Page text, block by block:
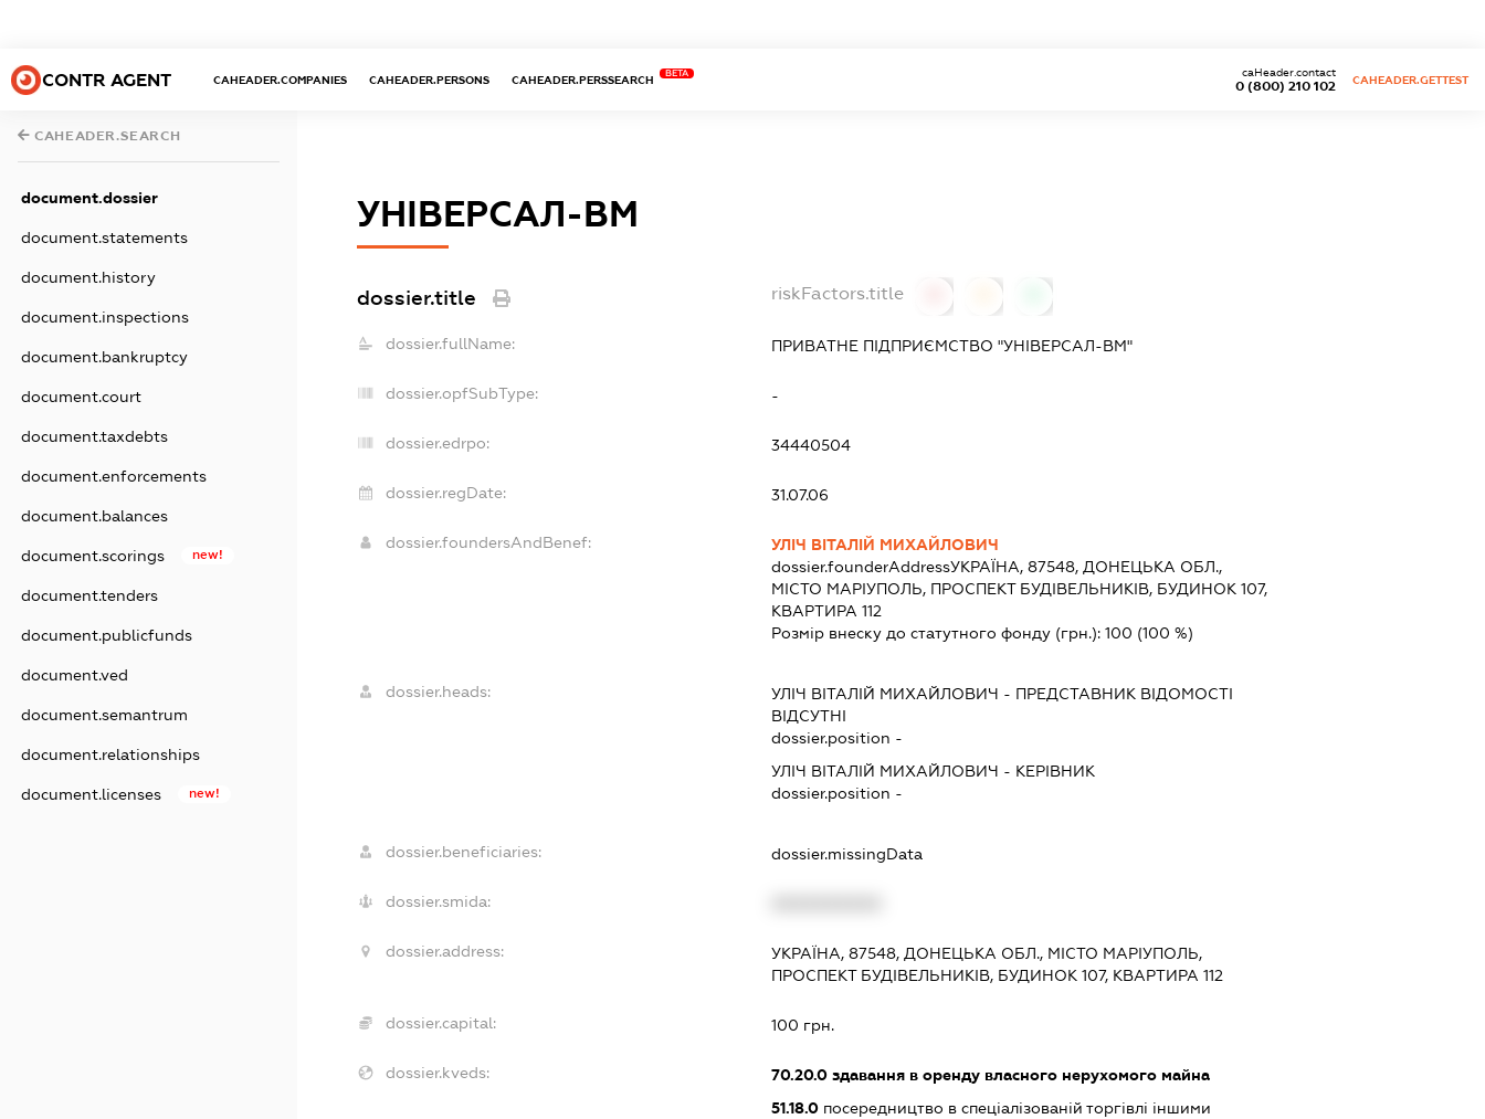
CONTR AGENT CAHEADER.COMPANIES CAHEADER.PERSONS CAHEADER.PERSSEARCH
BETA
0 (800) 210 102
caHeader.contact
CAHEADER.GETTEST
CAHEADER.SEARCH
document.dossier
document.statements
document.history
document.inspections
document.bankruptcy
document.court
document.taxdebts
document.enforcements
document.balances
document.scorings new!
document.tenders
document.publicfunds
document.ved
document.semantrum
document.relationships
document.licenses new!
УНІВЕРСАЛ-ВМ
dossier.title riskFactors.title
dossier.fullName: ПРИВАТНЕ ПІДПРИЄМСТВО "УНІВЕРСАЛ-ВМ"
dossier.opfSubType: -
dossier.edrpo: 34440504
dossier.regDate: 31.07.06
dossier.foundersAndBenef:
УЛІЧ ВІТАЛІЙ МИХАЙЛОВИЧ
dossier.founderAddressУКРАЇНА, 87548, ДОНЕЦЬКА ОБЛ.,
МІСТО МАРІУПОЛЬ, ПРОСПЕКТ БУДІВЕЛЬНИКІВ, БУДИНОК 107,
КВАРТИРА 112
Розмір внеску до статутного фонду (грн.): 100 (100 %)
dossier.heads: УЛІЧ ВІТАЛІЙ МИХАЙЛОВИЧ - ПРЕДСТАВНИК ВІДОМОСТІ
ВІДСУТНІ
dossier.position -
УЛІЧ ВІТАЛІЙ МИХАЙЛОВИЧ - КЕРІВНИК
dossier.position -
dossier.beneficiaries: dossier.missingData
dossier.smida:
dossier.address:
УКРАЇНА, 87548, ДОНЕЦЬКА ОБЛ., МІСТО МАРІУПОЛЬ,
ПРОСПЕКТ БУДІВЕЛЬНИКІВ, БУДИНОК 107, КВАРТИРА 112
dossier.capital: 100 грн.
dossier.kveds: 70.20.0здавання в оренду власного нерухомого майна
51.18.0посередництво в спеціалізованій торгівлі іншими